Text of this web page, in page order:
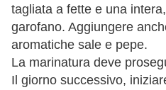
tagliata a fette e una
garofano. Aggiungere
aromatiche sale e pepe.
La marinatura deve
Il giorno successivo,